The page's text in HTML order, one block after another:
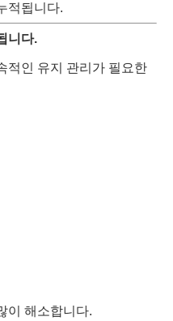
적됩니다.
니다.
적인 유지 관리가 필요한
이 해소합니다.